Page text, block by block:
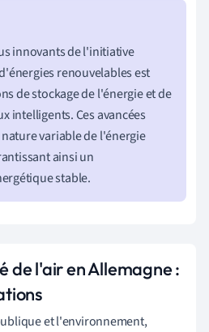
innovants de l'initiative
renouvelables est
de stockage de l'énergie et de
intelligents. Ces avancées
variable de l'énergie
ainsi un
stable.
de l'air en Allemagne :
et l'environnement,